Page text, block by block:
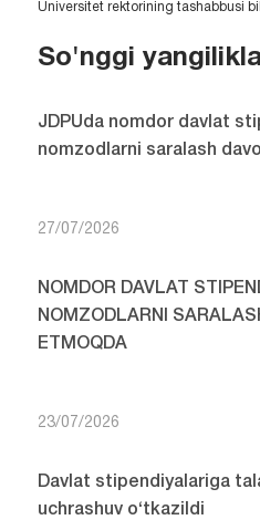
Universitet rektorining tashabbusi
So'nggi
JDPUda nomdor davlat
nomzodlarni saralash
27/07/2026
NOMDOR DAVLAT
NOMZODLARNI
ETMOQDA
23/07/2026
Davlat stipendiyalariga
uchrashuv o‘tkazildi